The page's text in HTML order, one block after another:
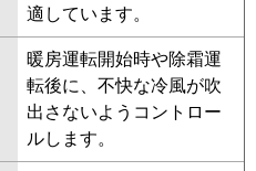
ca
sil
ca
sil
ca
canvas
適しています。
暖房運転開始時や除霜運
転後に、不快な冷風が吹
出さないようコントロー
ルします。